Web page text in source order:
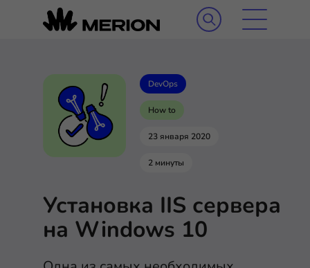
DevOps
How to
23 января 2020
2 минуты
Установка IIS сервера
на Windows 10